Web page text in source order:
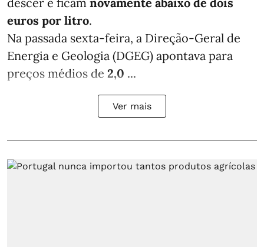
euros por litro.
Na passada sexta-feira, a Direção-Geral de
Energia e Geologia (DGEG) apontava para
preços médios de 2,0 ...
Ver mais